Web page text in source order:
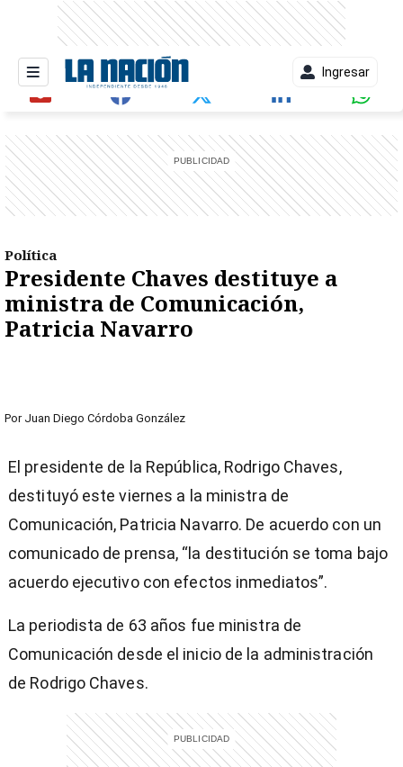
Ingresar
Política
Presidente Chaves destituye a
ministra de Comunicación,
Patricia Navarro
Por Juan Diego Córdoba González
El presidente de la República, Rodrigo Chaves,
destituyó este viernes a la ministra de
Comunicación, Patricia Navarro. De acuerdo con un
comunicado de prensa, “la destitución se toma bajo
acuerdo ejecutivo con efectos inmediatos”.
La periodista de 63 años fue ministra de
Comunicación desde el inicio de la administración
de Rodrigo Chaves.